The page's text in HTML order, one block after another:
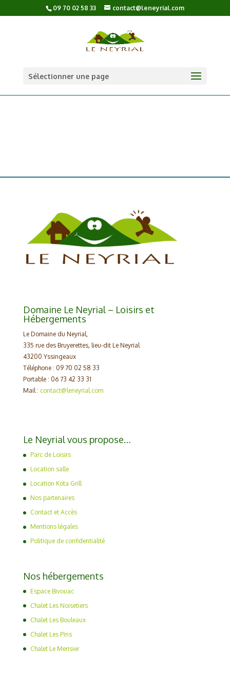
09 70 02 58 33 contact@leneyrial.com
Sélectionner une page
Domaine Le Neyrial – Loisirs et
Hébergements
Le Domaine du Neyrial,
335 rue des Bruyerettes, lieu-dit Le Neyrial
43200 Yssingeaux
Téléphone : 09 70 02 58 33
Portable : 06 73 42 33 31
Mail : contact@leneyrial.com
Le Neyrial vous propose…
Parc de Loisirs
Location salle
Location Kota Grill
Nos partenaires
Contact et Accès
Mentions légales
Politique de confidentialité
Nos hébergements
Espace Bivouac
Chalet Les Noisetiers
Chalet Les Bouleaux
Chalet Les Pins
Chalet Le Merisier